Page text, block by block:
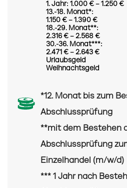
1. Jahr: 1.000 € – 1.250 €
13.-18. Monat*:
1.150 € – 1.390 €
18.-29. Monat**:
2.316 € – 2.568 €
30.-36. Monat***:
2.471 € – 2.643 €
Urlaubsgeld
Weihnachtsgeld
*12. Monat bis zum
Abschlussprüfung
**mit dem Bestehen
Abschlussprüfung
Einzelhandel (m/w/d)
*** 1 Jahr nach